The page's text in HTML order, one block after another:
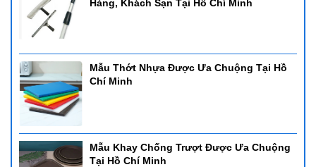
Hàng, Khách Sạn Tại Hồ Chí Minh
Mẫu Thớt Nhựa Được Ưa Chuộng Tại Hồ
Chí Minh
Mẫu Khay Chống Trượt Được Ưa Chuộng
Tại Hồ Chí Minh